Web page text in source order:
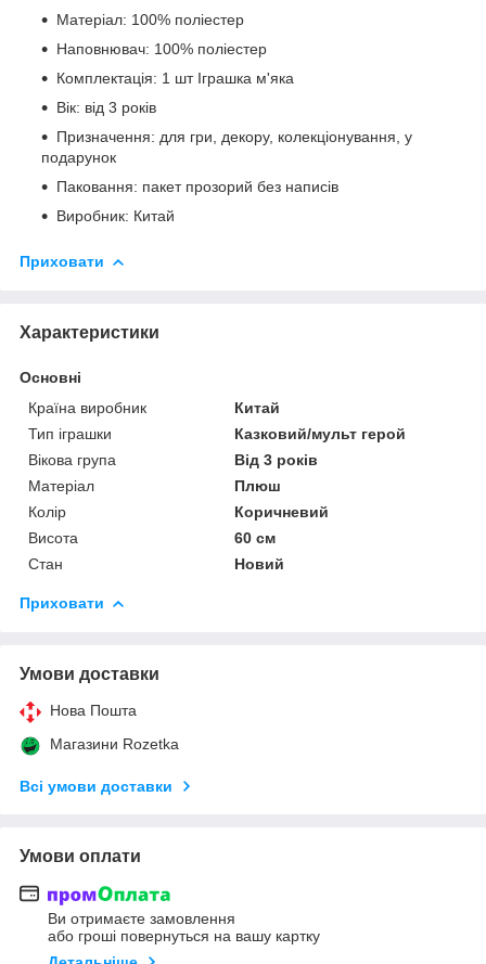
Матеріал: 100% поліестер
Наповнювач: 100% поліестер
Комплектація: 1 шт Іграшка м'яка
Вік: від 3 років
Призначення: для гри, декору, колекціонування, у
подарунок
Паковання: пакет прозорий без написів
Виробник: Китай
Приховати
Характеристики
Основні
Країна виробник
Китай
Тип іграшки
Казковий/мульт герой
Вікова група
Від 3 років
Матеріал
Плюш
Колір
Коричневий
Висота
60 см
Стан
Новий
Приховати
Умови доставки
Нова Пошта
Магазини Rozetka
Всі умови доставки
Умови оплати
Ви отримаєте замовлення
або гроші повернуться на вашу картку